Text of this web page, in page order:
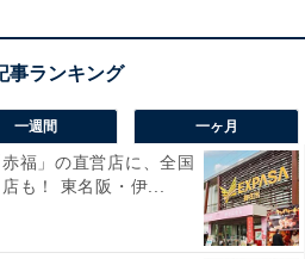
ントは？
パワフルな送風能力を持ちな
と省エネを実現。そよ風のよう
流まで、シーンに合わせて自由
シリーズならではのスマー
アプリや音声アシスタントでの
一週間 一ヶ月
福」の直営店に、全国
も！ 東名阪・伊...